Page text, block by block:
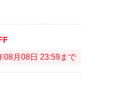
08月08日 23:59まで